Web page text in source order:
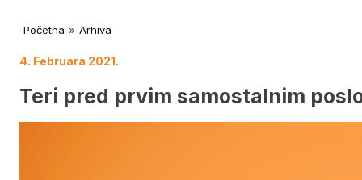
Početna » Arhiva
4. Februara 2021.
Teri pred prvim samostalnim